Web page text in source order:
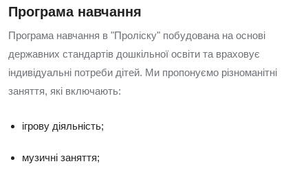
Програма навчання
Програма навчання в "Проліску" побудована на основі
державних стандартів дошкільної освіти та враховує
індивідуальні потреби дітей. Ми пропонуємо різноманітні
заняття, які включають:
ігрову діяльність;
музичні заняття;